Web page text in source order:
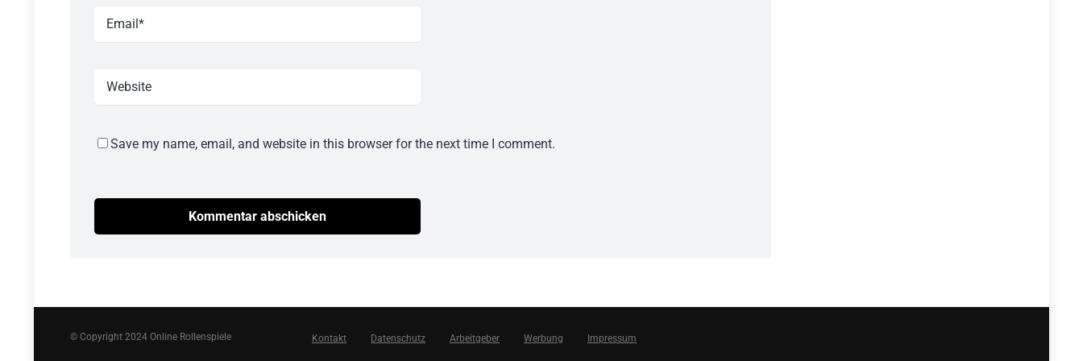
Save my name, email, and website in this browser for the next time I comment.
© Copyright 2024 Online Rollenspiele Kontakt Datenschutz Arbeitgeber Werbung Impressum